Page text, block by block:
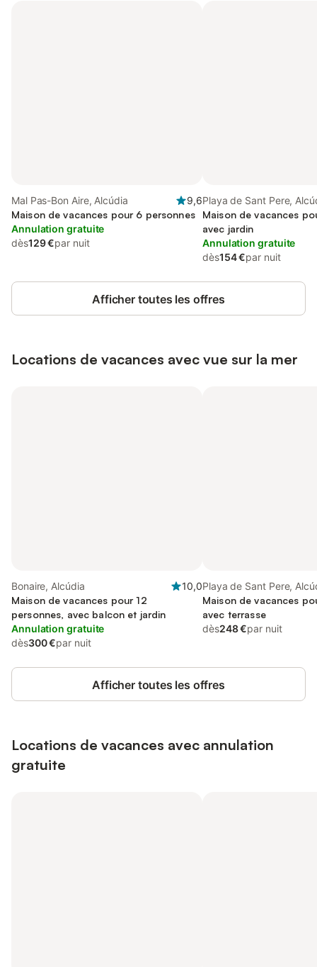
Mal Pas-Bon Aire, Alcúdia
9,6
Maison de vacances pour 6 personnes
Annulation gratuite
dès129 €par nuit
Playa de Sant Pere,
Maison de vacances
avec jardin
Annulation gratuite
dès154 €par nuit
Afficher toutes les offres
Locations de vacances avec vue sur la mer
Bonaire, Alcúdia
10,0
Maison de vacances pour 12
personnes, avec balcon et jardin
Annulation gratuite
dès300 €par nuit
Playa de Sant Pere,
Maison de vacances
avec terrasse
dès248 €par nuit
Afficher toutes les offres
Locations de vacances avec annulation
gratuite